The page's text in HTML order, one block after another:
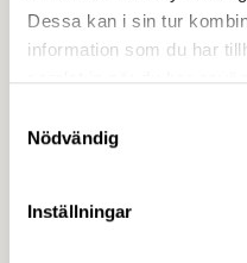
Dessa kan i sin tur
information som du har
Nödvändig
Inställningar
Cajsa Wargs
det enda som
100 000 kr och
Warg-priset är priset
passionerad